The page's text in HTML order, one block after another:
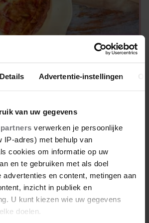
Details Advertentie-instellingen
van uw gegevens
verwerken je persoonlijke
IP-adres) met behulp van
cookies om informatie op uw
en te gebruiken met als doel
advertenties en content, metingen aan
inzicht in publiek en
U kunt kiezen wie uw gegevens
doelen.
de lekkerste rabarbertaart